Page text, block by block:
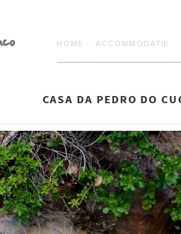
HOME ACCOMMODATIE
CASA DA PEDRO DO